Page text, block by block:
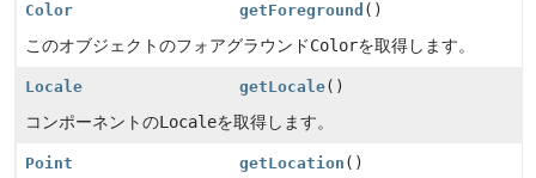
Color getForeground ()
このオブジェクトのフォアグラウンドColorを取得します。
Locale getLocale()
コンポーネントのLocaleを取得します。
Point getLocation ()